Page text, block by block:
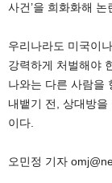
사건’을 희화화해 논
우리나라도 미국이
강력하게 처벌해야
나와는 다른 사람을
내뱉기 전, 상대방
이다.
오민정 기자